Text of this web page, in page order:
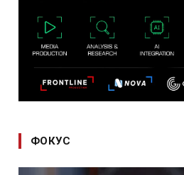
ФОКУС